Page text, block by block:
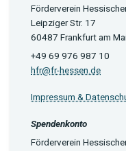
Förderverein
Leipziger Str. 17
60487 Frankfurt am
+49 69 976 987 10
hfr@fr-hessen.de
Impressum &
Spendenkonto
Förderverein